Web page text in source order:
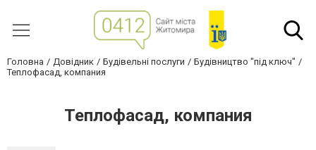
Головна Довідник Будівельні послуги
Будівництво "під ключ"
Теплофасад, компания
Теплофасад, компания